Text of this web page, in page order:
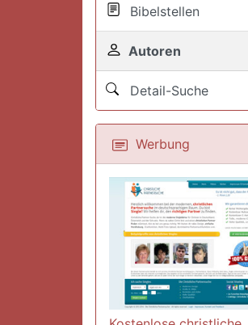
Bibelstellen
Autoren
Detail-Suche
Werbung